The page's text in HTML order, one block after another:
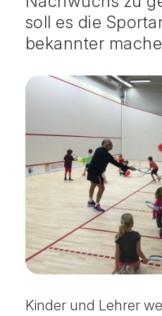
soll es die
bekannter
Kinder und Lehrer